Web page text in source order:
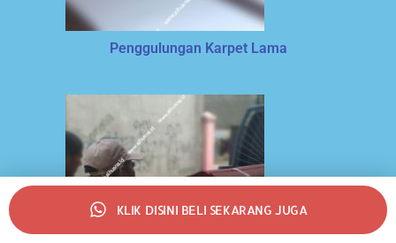
Penggulungan Karpet Lama
KLIK DISINI BELI SEKARANG JUGA